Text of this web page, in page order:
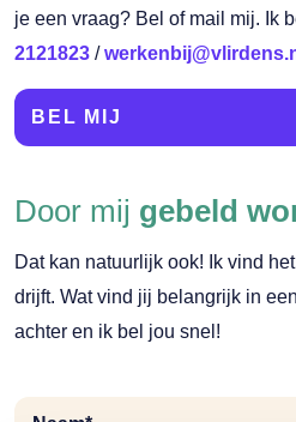
je een vraag? Bel of mail mij. Ik
2121823 /
BEL MIJ
Door mij gebeld
Dat kan natuurlijk ook! Ik vind
drijft. Wat vind jij belangrijk in
achter en ik bel jou snel!